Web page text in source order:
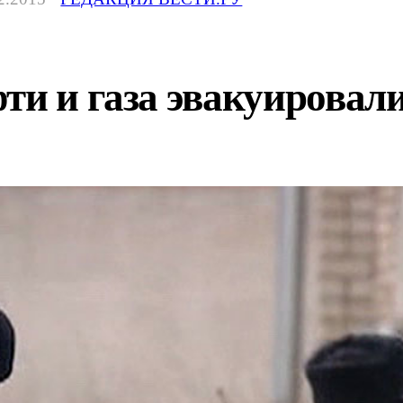
и газа